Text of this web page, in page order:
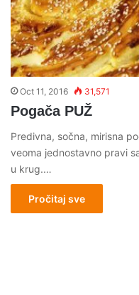
Oct 11, 2016 31,571
Pogača PUŽ
Predivna, sočna, mirisna
veoma jednostavno pravi
u krug.…
Pročitaj sve